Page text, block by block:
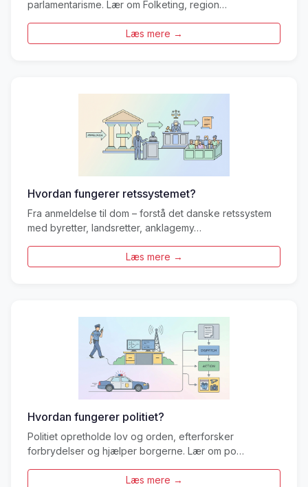
parlamentarisme. Lær om Folketing, region…
Læs mere →
Hvordan fungerer retssystemet?
Fra anmeldelse til dom – forstå det danske retssystem
med byretter, landsretter, anklagemy…
Læs mere →
Hvordan fungerer politiet?
Politiet opretholde lov og orden, efterforsker
forbrydelser og hjælper borgerne. Lær om po…
Læs mere →